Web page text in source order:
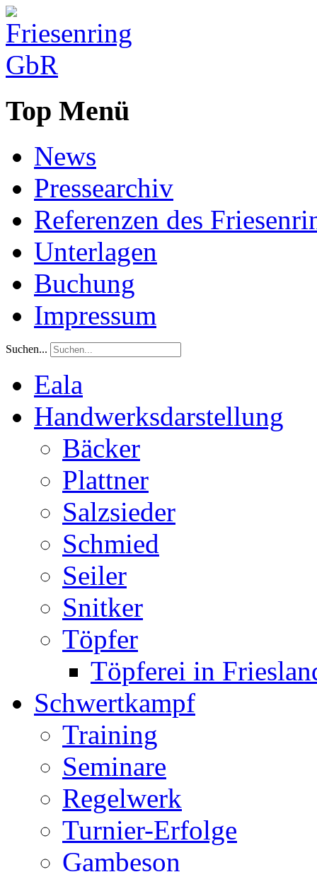
Top Menü
News
Pressearchiv
Referenzen des
Unterlagen
Buchung
Impressum
Suchen...
Eala
Handwerksdarstellung
Bäcker
Plattner
Salzsieder
Schmied
Seiler
Snitker
Töpfer
Töpferei in
Schwertkampf
Training
Seminare
Regelwerk
Turnier-Erfolge
Gambeson